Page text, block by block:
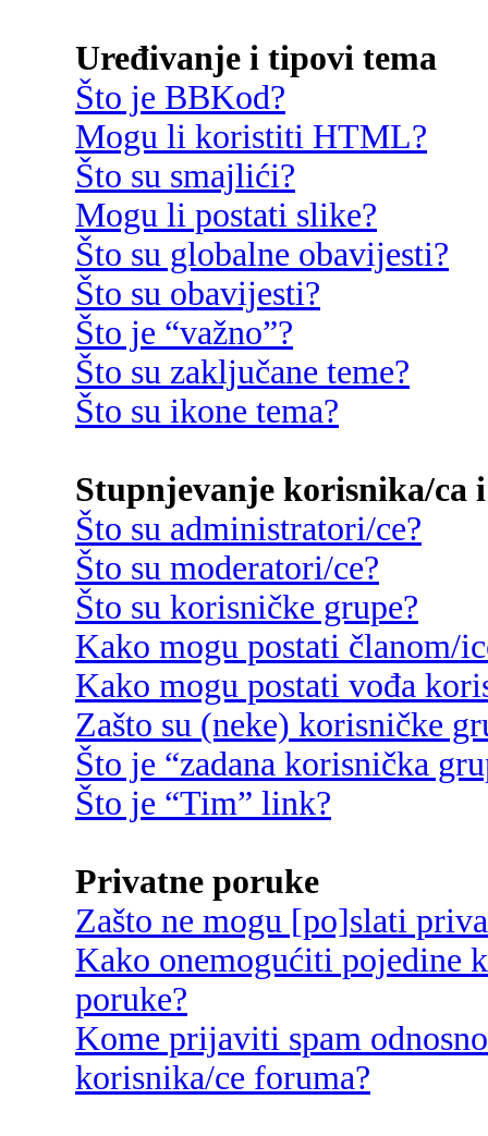
Uređivanje i tipovi tema
Što je BBKod?
Mogu li koristiti HTML?
Što su smajlići?
Mogu li postati slike?
Što su globalne obavijesti?
Što su obavijesti?
Što je “važno”?
Što su zaključane teme?
Što su ikone tema?
Stupnjevanje korisnika/ca
Što su administratori/ce?
Što su moderatori/ce?
Što su korisničke grupe?
Kako mogu postati članom/
Kako mogu postati vođa
Zašto su (neke) korisničke
Što je “zadana korisnička
Što je “Tim” link?
Privatne poruke
Zašto ne mogu [po]slati
Kako onemogućiti pojedine
poruke?
Kome prijaviti spam
korisnika/ce foruma?